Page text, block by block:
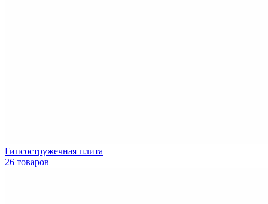
Гипсостружечная плита
26 товаров